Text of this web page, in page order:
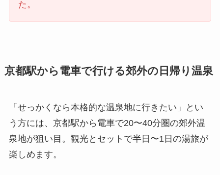
た。
京都駅から電車で行ける郊外の日帰り温泉
「せっかくなら本格的な温泉地に行きたい」とい
う方には、京都駅から電車で20〜40分圏の郊外温
泉地が狙い目。観光とセットで半日〜1日の湯旅が
楽しめます。